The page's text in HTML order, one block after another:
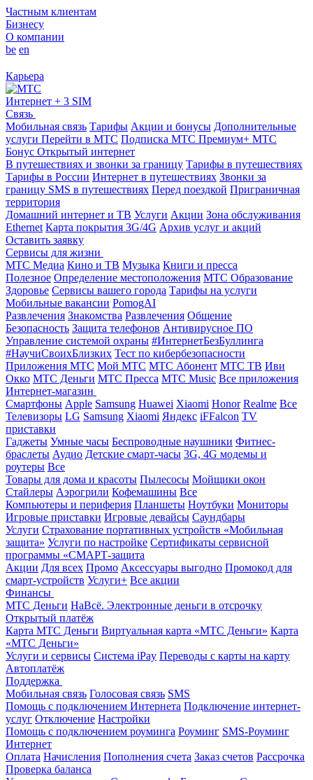
Частным клиентам
Бизнесу
О компании
be en
Карьера
Интернет + 3 SIM
Связь
Мобильная связь Тарифы Акции и бонусы Дополнительные
услуги Перейти в МТС Подписка МТС Премиум+ МТС
Бонус Открытый интернет
В путешествиях и звонки за границу Тарифы в путешествиях
Тарифы в России Интернет в путешествиях Звонки за
границу SMS в путешествиях Перед поездкой Приграничная
территория
Домашний интернет и ТВ Услуги Акции Зона обслуживания
Ethernet Карта покрытия 3G/4G Архив услуг и акций
Оставить заявку
Сервисы для жизни
МТС Медиа Кино и ТВ Музыка Книги и пресса
Полезное Определение местоположения МТС Образование
Здоровье Сервисы вашего города Тарифы на услуги
Мобильные вакансии PomogAI
Развлечения Знакомства Развлечения Общение
Безопасность Защита телефонов Антивирусное ПО
Управление системой охраны #ИнтернетБезБуллинга
#НаучиСвоихБлизких Тест по кибербезопасности
Приложения МТС Мой МТС МТС Абонент МТС ТВ Иви
Окко МТС Деньги МТС Пресса МТС Music Все приложения
Интернет-магазин
Смартфоны Apple Samsung Huawei Xiaomi Honor Realme Все
Телевизоры LG Samsung Xiaomi Яндекс iFFalcon TV
приставки
Гаджеты Умные часы Беспроводные наушники Фитнес-
браслеты Аудио Детские смарт-часы 3G, 4G модемы и
роутеры Все
Товары для дома и красоты Пылесосы Мойщики окон
Стайлеры Аэрогрили Кофемашины Все
Компьютеры и периферия Планшеты Ноутбуки Мониторы
Игровые приставки Игровые девайсы Саундбары
Услуги Страхование портативных устройств «Мобильная
защита» Услуги по настройке Сертификаты сервисной
программы «СМАРТ-защита
Акции Для всех Промо Аксессуары выгодно Промокод для
смарт-устройств Услуги+ Все акции
Финансы
МТС Деньги НаВсё. Электронные деньги в отсрочку
Открытый платёж
Карта МТС Деньги Виртуальная карта «МТС Деньги» Карта
«МТС Деньги»
Услуги и сервисы Система iPay Переводы с карты на карту
Автоплатёж
Поддержка
Мобильная связь Голосовая связь SMS
Помощь с подключением Интернета Подключение интернет-
услуг Отключение Настройки
Помощь с подключением роуминга Роуминг SMS-Роуминг
Интернет
Оплата Начисления Пополнения счета Заказ счетов Рассрочка
Проверка баланса